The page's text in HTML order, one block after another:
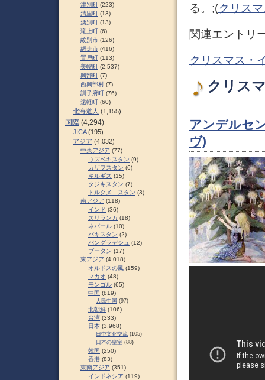
る。;(クリス
関連エントリ
クリスマス・
クリス
アンデルセ
ヴ)
津別町 (223)
清里町 (13)
湧別町 (13)
滝上町 (6)
紋別市 (126)
網走市 (416)
置戸町 (113)
美幌町 (2,537)
興部町 (7)
西興部村 (7)
訓子府町 (76)
遠軽町 (60)
北海道人 (1,155)
国際 (4,294)
JICA(195)
アジア (4,032)
中央アジア (77)
ウズベキスタン (9)
カザフスタン (6)
キルギス (15)
タジキスタン (7)
トルクメニスタン (3)
南アジア (118)
インド (36)
スリランカ (18)
ネパール (10)
パキスタン (2)
バングラデシュ (12)
ブータン (17)
東アジア (4,018)
オルドスの風 (159)
マカオ (48)
モンゴル (65)
中国 (819)
人民中国 (97)
北朝鮮 (106)
台湾 (333)
日本 (3,968)
日中文化交流 (105)
日本の皇室 (88)
韓国 (250)
香港 (83)
東南アジア (351)
インドネシア (119)